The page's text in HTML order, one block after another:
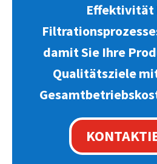
Effektivität
damit Sie Ihre
Qualitätsziele